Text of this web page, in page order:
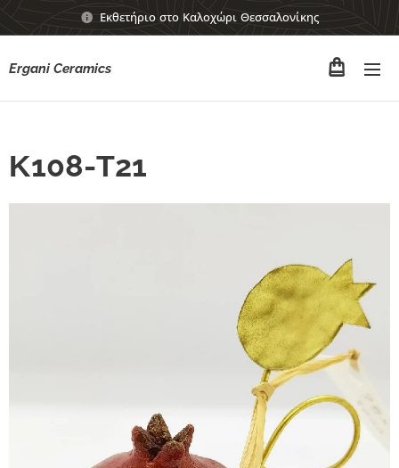
Εκθετήριο στο Καλοχώρι Θεσσαλονίκης
Ergani Ceramics
Κ108-Τ21